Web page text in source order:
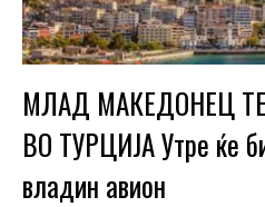
МЛАД МАКЕДОНЕЦ
ВО ТУРЦИЈА Утре ќе
владин авион